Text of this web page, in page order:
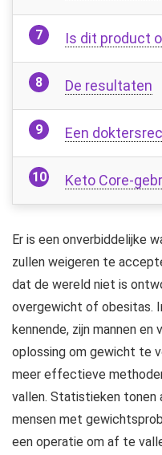
Is dit product
De resultaten
Een
Keto Core-
Er is een onverbiddelijke
zullen weigeren te
dat de wereld niet is
overgewicht of obesitas.
kennende, zijn mannen en
oplossing om gewicht te
meer effectieve
vallen. Statistieken tonen
mensen met
een operatie om af te